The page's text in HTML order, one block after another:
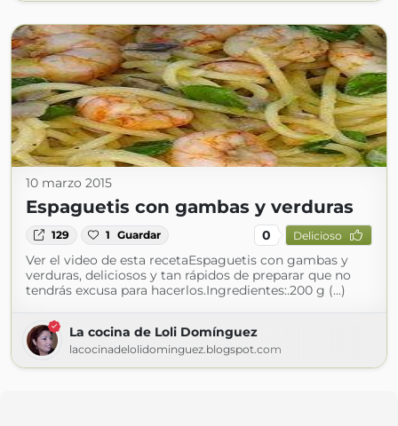
10 marzo 2015
Espaguetis con gambas y verduras
129 1 Guardar 0 Delicioso
Ver el video de esta recetaEspaguetis con gambas y
verduras, deliciosos y tan rápidos de preparar que no
tendrás excusa para hacerlos.Ingredientes:.200 g (...)
La cocina de Loli Domínguez
lacocinadelolidominguez.blogspot.com